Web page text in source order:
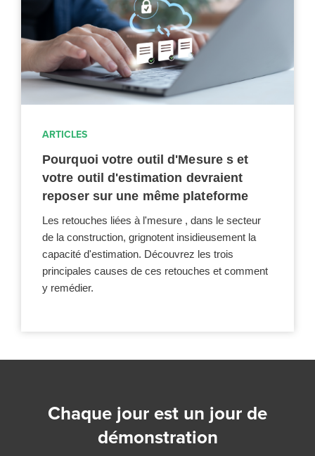
ARTICLES
Pourquoi votre outil d'Mesure s et
votre outil d'estimation devraient
reposer sur une même plateforme
Les retouches liées à l'mesure , dans le secteur
de la construction, grignotent insidieusement la
capacité d'estimation. Découvrez les trois
principales causes de ces retouches et comment
y remédier.
Chaque jour est un jour de
démonstration